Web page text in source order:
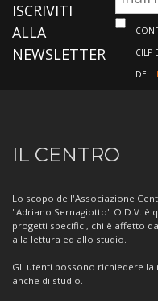
ISCRIVITI
ALLA
NEWSLETTER
CILP
DELL'
Informazioni
sul
Centro
IL CENTRO
Lo scopo dell'Associazione
"Adriano Sernagiotto" O.D.V. è
progetti specifici, chi è affetto
alla lettura ed allo studio.
Gli utenti possono richiedere
anche di studio.